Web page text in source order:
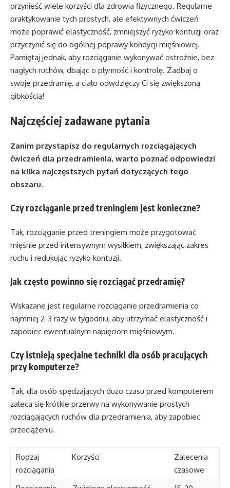
przynieść wiele korzyści dla zdrowia fizycznego. Regularne
praktykowanie tych prostych, ale efektywnych ćwiczeń
może poprawić elastyczność, zmniejszyć ryzyko kontuzji oraz
przyczynić się do ogólnej poprawy kondycji mięśniowej.
Pamiętaj jednak, aby rozciąganie wykonywać ostrożnie, bez
nagłych ruchów, dbając o płynność i kontrolę. Zadbaj o
swoje przedramię, a ciało odwdzięczy Ci się zwiększoną
gibkością!
Najczęściej zadawane pytania
Zanim przystąpisz do regularnych rozciągających
ćwiczeń dla przedramienia, warto poznać odpowiedzi
na kilka najczęstszych pytań dotyczących tego
obszaru.
Czy rozciąganie przed treningiem jest konieczne?
Tak, rozciąganie przed treningiem może przygotować
mięśnie przed intensywnym wysiłkiem, zwiększając zakres
ruchu i redukując ryzyko kontuzji.
Jak często powinno się rozciągać przedramię?
Wskazane jest regularne rozciąganie przedramienia co
najmniej 2-3 razy w tygodniu, aby utrzymać elastyczność i
zapobiec ewentualnym napięciom mięśniowym.
Czy istnieją specjalne techniki dla osób pracujących
przy komputerze?
Tak, dla osób spędzających dużo czasu przed komputerem
zaleca się krótkie przerwy na wykonywanie prostych
rozciągających ruchów dla przedramienia, aby zapobiec
przeciążeniu.
Rodzaj
rozciągania
Korzyści
Zalecenia
czasowe